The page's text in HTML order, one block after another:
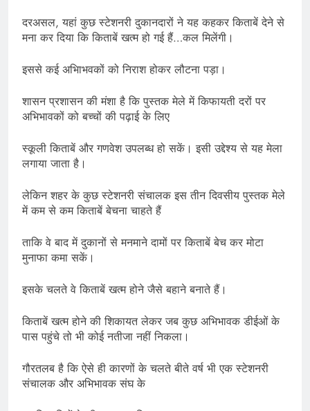
दरअसल, यहां कुछ स्टेशनरी दुकानदारों ने यह कहकर किताबें देने से
मना कर दिया कि किताबें खत्म हो गई हैं…कल मिलेंगी।
इससे कई अभिाभवकों को निराश होकर लौटना पड़ा।
शासन प्रशासन की मंशा है कि पुस्तक मेले में किफायती दरों पर
अभिभावकों को बच्चों की पढ़ाई के लिए
स्कूली किताबें और गणवेश उपलब्ध हो सकें। इसी उद्देश्य से यह मेला
लगाया जाता है।
लेकिन शहर के कुछ स्टेशनरी संचालक इस तीन दिवसीय पुस्तक मेले
में कम से कम किताबें बेचना चाहते हैं
ताकि वे बाद में दुकानों से मनमाने दामों पर किताबें बेच कर मोटा
मुनाफा कमा सकें।
इसके चलते वे किताबें खत्म होने जैसे बहाने बनाते हैं।
किताबें खत्म होने की शिकायत लेकर जब कुछ अभिभावक डीईओं के
पास पहुंचे तो भी कोई नतीजा नहीं निकला।
गौरतलब है कि ऐसे ही कारणों के चलते बीते वर्ष भी एक स्टेशनरी
संचालक और अभिभावक संघ के